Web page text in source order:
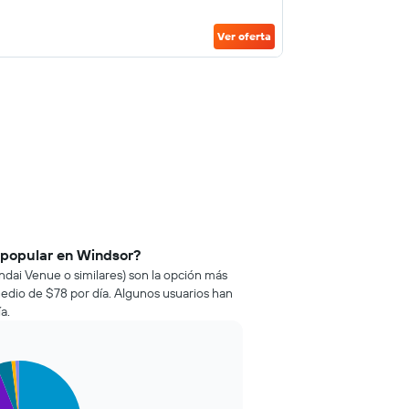
Ver oferta
en Windsor?
Venue o similares) son la opción más
de $78 por día. Algunos usuarios han